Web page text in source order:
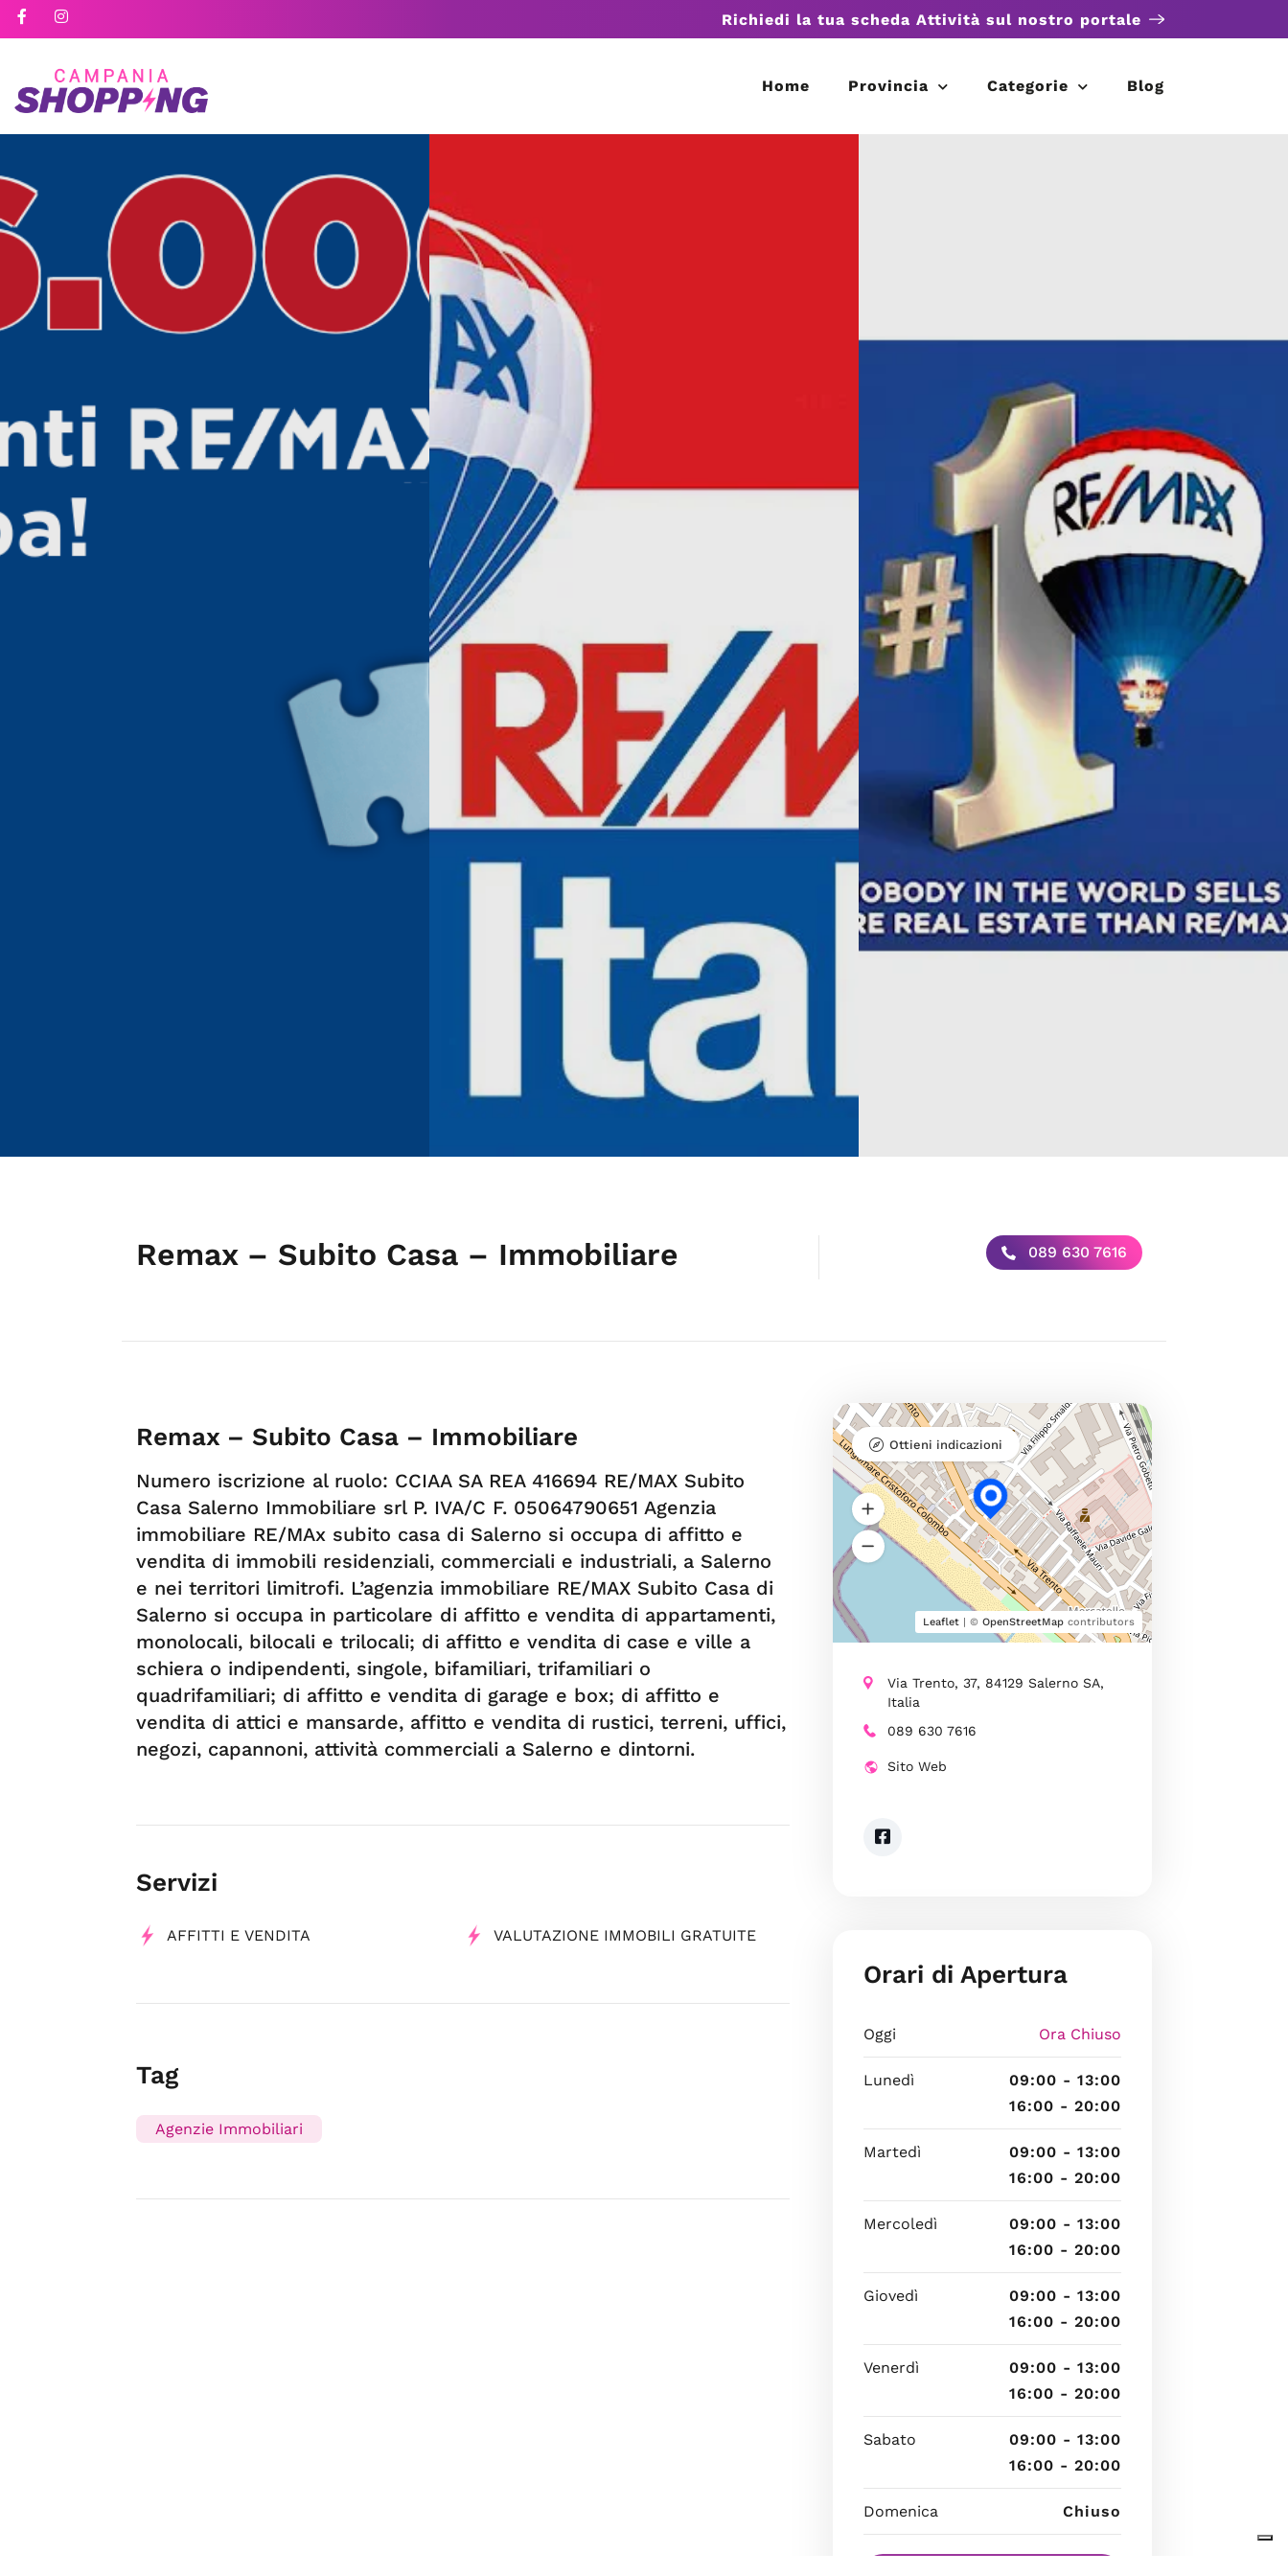
Richiedi la tua scheda Attività sul nostro portale
Home Provincia Categorie Blog
Remax – Subito Casa – Immobiliare 089 630 7616
Remax – Subito Casa – Immobiliare
Numero iscrizione al ruolo: CCIAA SA REA 416694 RE/MAX Subito
Casa Salerno Immobiliare srl P. IVA/C F. 05064790651 Agenzia
immobiliare RE/MAx subito casa di Salerno si occupa di affitto e
vendita di immobili residenziali, commerciali e industriali, a Salerno
e nei territori limitrofi. L’agenzia immobiliare RE/MAX Subito Casa di
Salerno si occupa in particolare di affitto e vendita di appartamenti,
monolocali, bilocali e trilocali; di affitto e vendita di case e ville a
schiera o indipendenti, singole, bifamiliari, trifamiliari o
quadrifamiliari; di affitto e vendita di garage e box; di affitto e
vendita di attici e mansarde, affitto e vendita di rustici, terreni, uffici,
negozi, capannoni, attività commerciali a Salerno e dintorni.
Servizi
AFFITTI E VENDITA VALUTAZIONE IMMOBILI GRATUITE
Tag
Agenzie Immobiliari
Leaflet| © OpenStreetMapcontributors
Ottieni indicazioni
Via Trento, 37, 84129 Salerno SA,
Italia
089 630 7616
Sito Web
Orari di Apertura
Oggi Ora Chiuso
Lunedì
09:00 - 13:00
16:00 - 20:00
Martedì
09:00 - 13:00
16:00 - 20:00
Mercoledì
09:00 - 13:00
16:00 - 20:00
Giovedì
09:00 - 13:00
16:00 - 20:00
Venerdì
09:00 - 13:00
16:00 - 20:00
Sabato
09:00 - 13:00
16:00 - 20:00
Domenica Chiuso